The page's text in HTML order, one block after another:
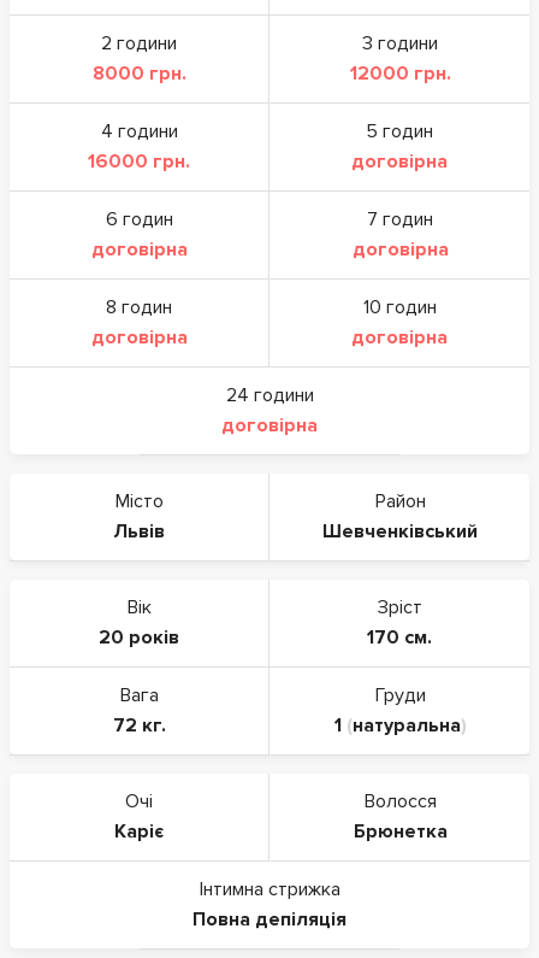
2 години
8000 грн.
3 години
12000 грн.
4 години
16000 грн.
5 годин
договірна
6 годин
договірна
7 годин
договірна
8 годин
договірна
10 годин
договірна
24 години
договірна
Місто
Львів
Район
Шевченківський
Вік
20 років
Зріст
170 см.
Вага
72 кг.
Груди
1(натуральна)
Очі
Каріє
Волосся
Брюнетка
Інтимна стрижка
Повна депіляція